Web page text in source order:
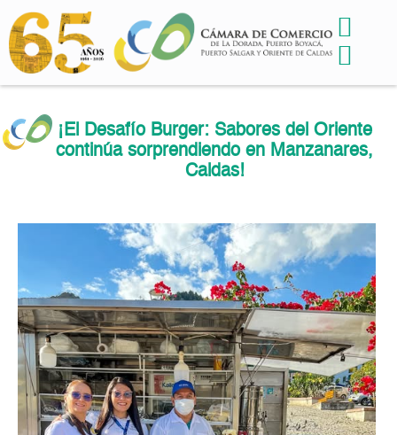
¡El Desafío Burger: Sabores del Oriente
continúa sorprendiendo en Manzanares,
Caldas!